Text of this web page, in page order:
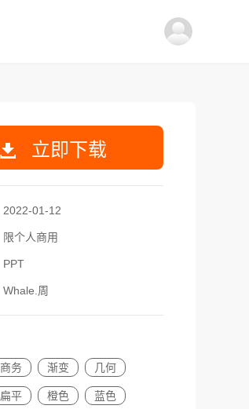
立即下载
2022-01-12
限个人商用
PPT
Whale.周
商务 渐变 几何
扁平 橙色 蓝色